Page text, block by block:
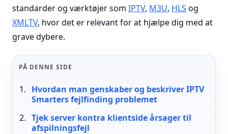
standarder og værktøjer som IPTV, M3U, HLS og
XMLTV, hvor det er relevant for at hjælpe dig med at
grave dybere.
PÅ DENNE SIDE
Hvordan man genskaber og beskriver IPTV
Smarters fejlfinding problemet
Tjek server kontra klientside årsager til
afspilningsfejl